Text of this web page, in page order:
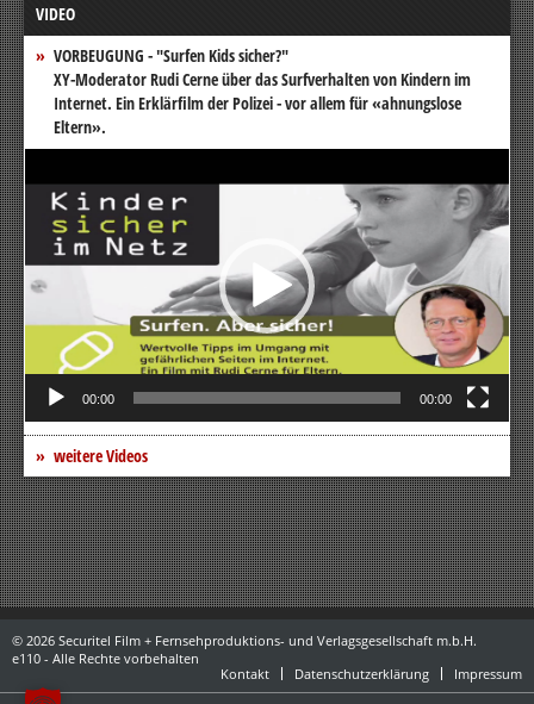
VIDEO
VORBEUGUNG - "Surfen Kids sicher?"
XY-Moderator Rudi Cerne über das Surfverhalten von Kindern im
Internet. Ein Erklärfilm der Polizei - vor allem für «ahnungslose
Eltern».
Video-
00:00 00:00
weitere Videos
© 2026 Securitel Film + Fernsehproduktions- und Verlagsgesellschaft m.b.H.
e110 - Alle Rechte vorbehalten
Kontakt
Datenschutzerklärung Impressum